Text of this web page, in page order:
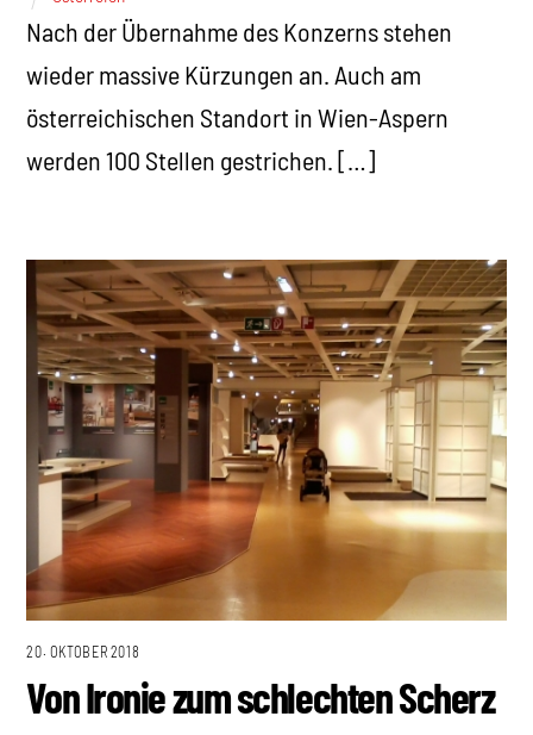
Nach der Übernahme des Konzerns stehen
wieder massive Kürzungen an. Auch am
österreichischen Standort in Wien-Aspern
werden 100 Stellen gestrichen. […]
20. OKTOBER 2018
Von Ironie zum schlechten Scherz